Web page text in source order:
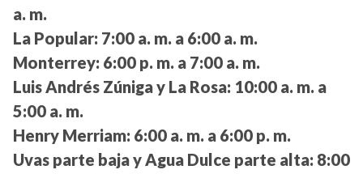
a. m.
La Popular: 7:00 a. m. a 6:00 a. m.
Monterrey: 6:00 p. m. a 7:00 a. m.
Luis Andrés Zúniga y La Rosa: 10:00 a. m. a
5:00 a. m.
Henry Merriam: 6:00 a. m. a 6:00 p. m.
Uvas parte baja y Agua Dulce parte alta: 8:00